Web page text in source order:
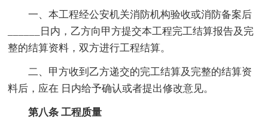
一、本工程经公安机关消防机构验收或消防备案后
______日内，乙方向甲方提交本工程完工结算报告及完
整的结算资料，双方进行工程结算。
二、甲方收到乙方递交的完工结算及完整的结算资
料后，应在 日内给予确认或者提出修改意见。
第八条 工程质量